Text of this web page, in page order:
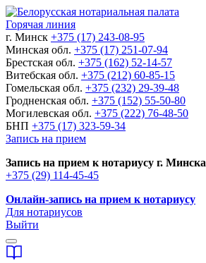
Горячая линия
г. Минск +375 (17) 243-08-95
Минская обл. +375 (17) 251-07-94
Брестская обл. +375 (162) 52-14-57
Витебская обл. +375 (212) 60-85-15
Гомельская обл. +375 (232) 29-39-48
Гродненская обл. +375 (152) 55-50-80
Могилевская обл. +375 (222) 76-48-50
БНП +375 (17) 323-59-34
Запись на прием
Запись на прием к нотариусу г. Минска
+375 (29) 114-45-45
Онлайн-запись на прием к нотариусу
Для нотариусов
Выйти